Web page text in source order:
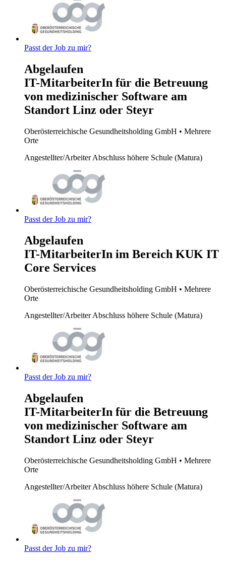
Passt der Job zu mir?
Abgelaufen
IT-MitarbeiterIn für die Betreuung
von medizinischer Software am
Standort Linz oder Steyr
Oberösterreichische Gesundheitsholding GmbH • Mehrere
Orte
Angestellter/ArbeiterAbschluss höhere Schule (Matura)
Passt der Job zu mir?
Abgelaufen
IT-MitarbeiterIn im Bereich KUK IT
Core Services
Oberösterreichische Gesundheitsholding GmbH • Mehrere
Orte
Angestellter/ArbeiterAbschluss höhere Schule (Matura)
Passt der Job zu mir?
Abgelaufen
IT-MitarbeiterIn für die Betreuung
von medizinischer Software am
Standort Linz oder Steyr
Oberösterreichische Gesundheitsholding GmbH • Mehrere
Orte
Angestellter/ArbeiterAbschluss höhere Schule (Matura)
Passt der Job zu mir?